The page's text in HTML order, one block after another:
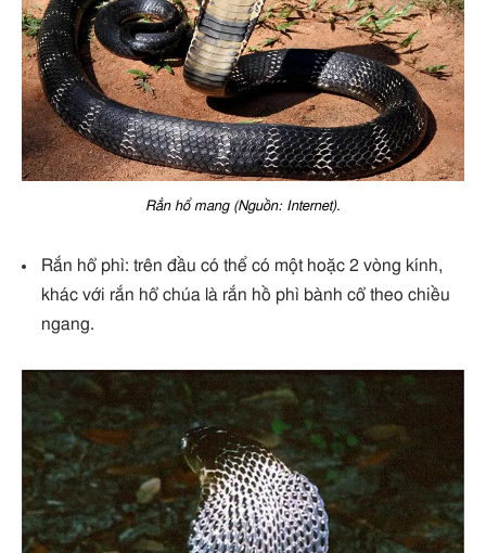
Rẳn hổ mang (Nguồn: Internet).
Rắn hổ phì: trên đầu có thể có một hoặc 2 vòng kính,
khác với rắn hổ chúa là rắn hồ phì bành cổ theo chiều
ngang.